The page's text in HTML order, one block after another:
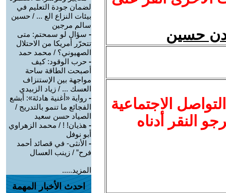
حسين
الاجتماعية
النقر أدناه
لضمان جودة التعليم في
بيئات النزاع الع ... / حسين
سالم مرجين
- سؤال لو سمحتم: متى
تتحرّر أمريكا من الاحتلال
الصهيوني؟ / محمد حمد
- حرب الوقود: كيف
أصبحت الطاقة ساحة
مواجهة بين الإستنزاف
العسك ... / زياد الزبيدي
- رواية «أغنية هادئة»: أبشع
الفجائع ما تنمو بالتدريج /
الصياد حسن سعيد
- هذيان! ! / محمد الزهراوي
أبو نوفل
- الأنثى- في قصائد أحمد
فرح” / زينب العسال
المزيد.....
احدث الأخبار المهمة